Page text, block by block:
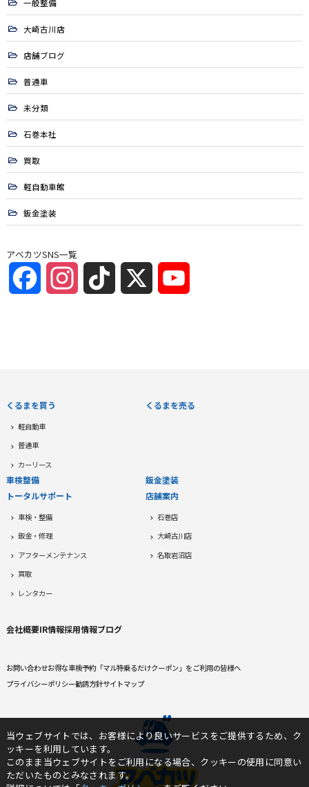
一般整備
大崎古川店
店舗ブログ
普通車
未分類
石巻本社
買取
軽自動車館
鈑金塗装
アベカツSNS一覧
FacebookInstagramTikTok
くるまを買う
軽自動車
普通車
カーリース
くるまを売る
車検整備
鈑金塗装
トータルサポート
車検・整備
鈑金・修理
アフターメンテナンス
買取
レンタカー
店舗案内
石巻店
大崎古川店
名取岩沼店
会社概要IR情報採用情報ブログ
お問い合わせお得な車検予約「マル特乗るだけクーポン」をご利用の皆様へ
プライバシーポリシー勧誘方針サイトマップ
当ウェブサイトでは、お客様により良いサービスをご提供するため、ク
ッキーを利用しています。
このまま当ウェブサイトをご利用になる場合、クッキーの使用に同意い
ただいたものとみなされます。